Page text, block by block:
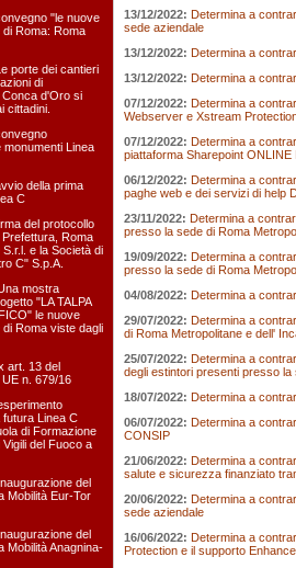
"le nuove
Roma: Roma
porte dei cantieri
di
Conca d'Oro si
cittadini.
monumenti Linea
della prima
C
del protocollo
Roma
e la Società di
C" S.p.A.
mostra
"LA TALPA
le nuove
Roma viste dagli
art. 13 del
n. 679/16
futura Linea C
di Formazione
del Fuoco a
del
Mobilità Eur-Tor
del
Mobilità Anagnina-
13/12/2022: Determina a
sede aziendale
13/12/2022: Determina a
13/12/2022: Determina a
07/12/2022: Determina a
Webserver e Xstream
07/12/2022: Determina a
piattaforma Sharepoint
06/12/2022: Determina a
paghe web e dei servizi di help
23/11/2022: Determina a
presso la sede di Roma
19/09/2022: Determina a
presso la sede di Roma
04/08/2022: Determina a
29/07/2022: Determina a
di Roma Metropolitane e dell'
25/07/2022: Determina a
degli estintori presenti presso
18/07/2022: Determina a
06/07/2022: Determina a
CONSIP
21/06/2022: Determina a
salute e sicurezza finanziato
20/06/2022: Determina a
sede aziendale
16/06/2022: Determina a
Protection e il supporto